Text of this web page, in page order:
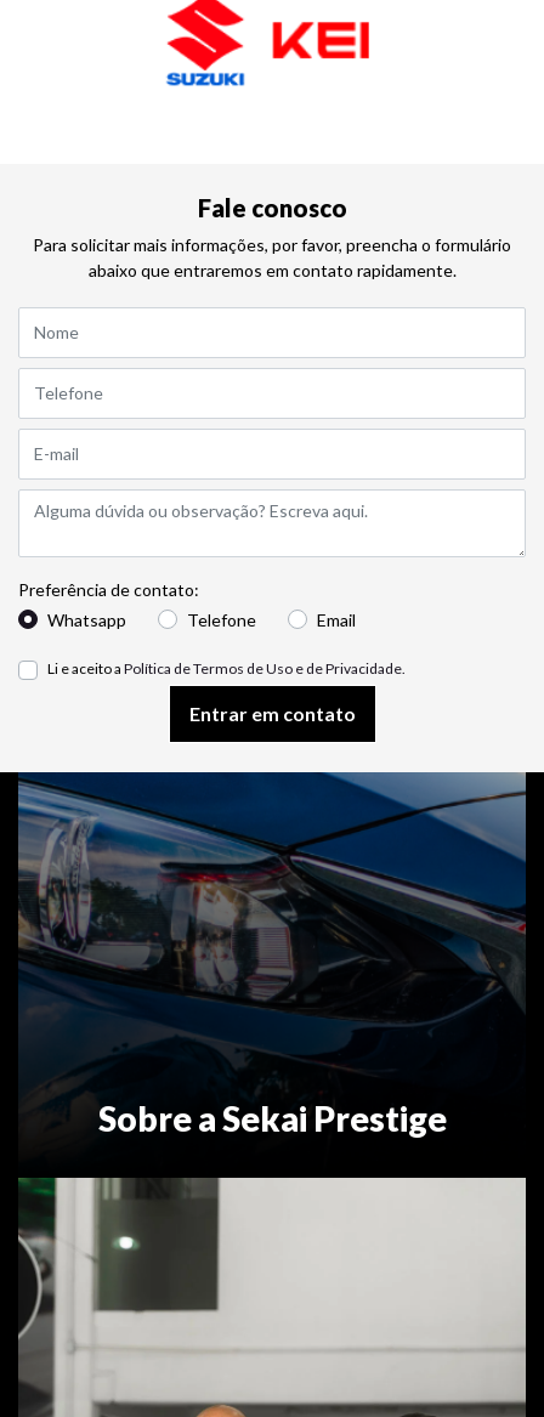
Saiba mais
Fale conosco
Para solicitar mais informações, por favor, preencha o formulário
abaixo que entraremos em contato rapidamente.
Preferência de contato:
Whatsapp
Telefone Email
Li e aceito a Política de Termos de Uso e de Privacidade.
Entrar em contato
Sobre a Sekai Prestige